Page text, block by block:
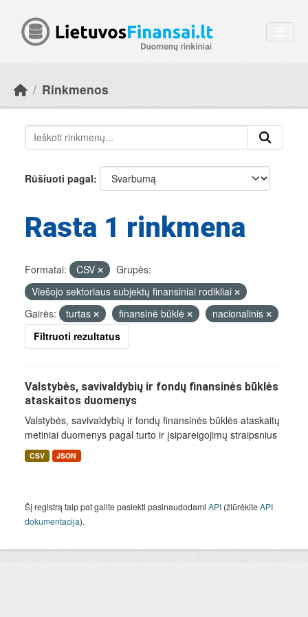
Rinkmenos
Rūšiuoti pagal
Rasta 1 rinkmena
Formatai: CSV
Grupės:
Viešojo sektoriaus subjektų finansiniai rodikliai
Gairės:
turtas finansinė būklė
nacionalinis
Filtruoti rezultatus
Valstybės, savivaldybių ir fondų finansinės būklės
ataskaitos duomenys
Valstybės, savivaldybių ir fondų finansinės būklės ataskaitų
metiniai duomenys pagal turto ir įsipareigojimų straipsnius
CSV JSON
Šį registrą taip pat galite pasiekti pasinaudodami API (žiūrėkiteAPI
dokumentacija).